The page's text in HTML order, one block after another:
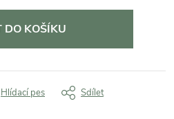
DO KOŠÍKU
Hlídací pes Sdílet